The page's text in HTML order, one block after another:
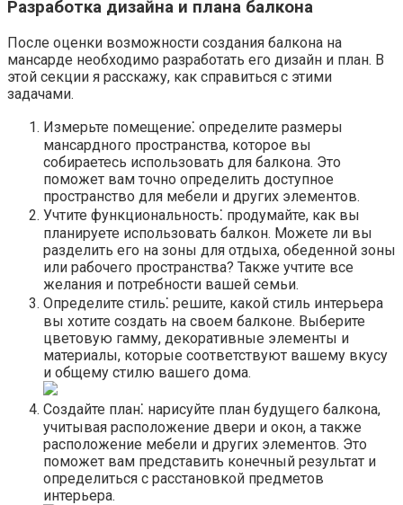
Разработка дизайна и плана балкона
После оценки возможности создания балкона на
мансарде необходимо разработать его дизайн и план.​ В
этой секции я расскажу, как справиться с этими
задачами.​
Измерьте помещение⁚ определите размеры
мансардного пространства, которое вы
собираетесь использовать для балкона. Это
поможет вам точно определить доступное
пространство для мебели и других элементов.​
Учтите функциональность⁚ продумайте, как вы
планируете использовать балкон. Можете ли вы
разделить его на зоны для отдыха, обеденной зоны
или рабочего пространства?​ Также учтите все
желания и потребности вашей семьи.​
Определите стиль⁚ решите, какой стиль интерьера
вы хотите создать на своем балконе.​ Выберите
цветовую гамму, декоративные элементы и
материалы, которые соответствуют вашему вкусу
и общему стилю вашего дома.​
Создайте план⁚ нарисуйте план будущего балкона,
учитывая расположение двери и окон, а также
расположение мебели и других элементов.​ Это
поможет вам представить конечный результат и
определиться с расстановкой предметов
интерьера.​